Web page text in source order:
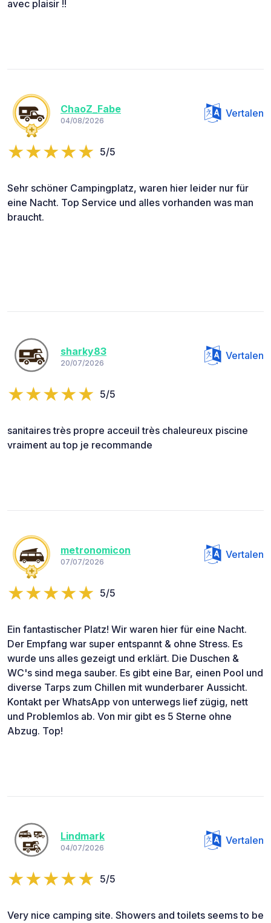
avec plaisir !!
ChaoZ_Fabe
04/08/2026
Vertalen
5/5
Sehr schöner Campingplatz, waren hier leider nur für
eine Nacht. Top Service und alles vorhanden was man
braucht.
sharky83
20/07/2026
Vertalen
5/5
sanitaires très propre acceuil très chaleureux piscine
vraiment au top je recommande
metronomicon
07/07/2026
Vertalen
5/5
Ein fantastischer Platz! Wir waren hier für eine Nacht.
Der Empfang war super entspannt & ohne Stress. Es
wurde uns alles gezeigt und erklärt. Die Duschen &
WC's sind mega sauber. Es gibt eine Bar, einen Pool und
diverse Tarps zum Chillen mit wunderbarer Aussicht.
Kontakt per WhatsApp von unterwegs lief zügig, nett
und Problemlos ab. Von mir gibt es 5 Sterne ohne
Abzug. Top!
Lindmark
04/07/2026
Vertalen
5/5
Very nice camping site. Showers and toilets seems to be